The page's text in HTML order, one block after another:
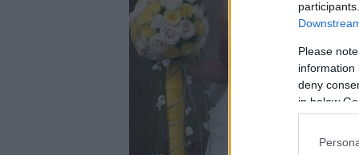
Please
information
deny
in below